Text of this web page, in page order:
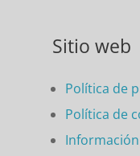
Sitio web
Política de
Política de